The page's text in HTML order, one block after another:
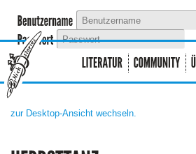
zur Desktop-Ansicht wechseln.